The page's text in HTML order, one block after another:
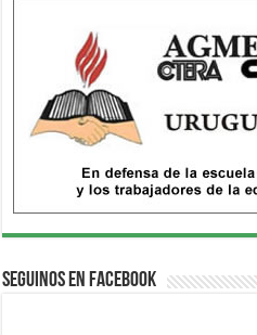
Seguinos en Facebook